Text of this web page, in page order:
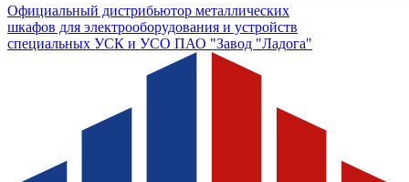
Официальный дистрибьютор металлических
шкафов для электрооборудования и устройств
специальных УСК и УСО ПАО "Завод "Ладога"